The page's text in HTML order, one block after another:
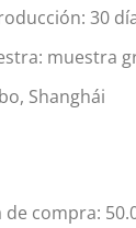
30
muestra
Shanghái
compra: